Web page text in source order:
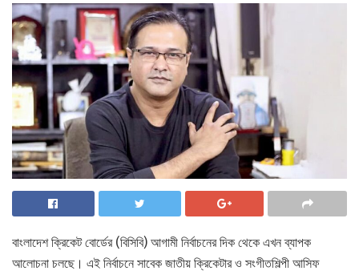
বাংলাদেশ ক্রিকেট বোর্ডের (বিসিবি) আগামী নির্বাচনের দিক থেকে এখন ব্যাপক
আলোচনা চলছে। এই নির্বাচনে সাবেক জাতীয় ক্রিকেটার ও সংগীতশিল্পী আসিফ